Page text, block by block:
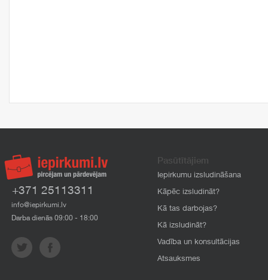
+371 25113311
info@iepirkumi.lv
Darba dienās 09:00 - 18:00
Pasūtītājiem
Iepirkumu izsludināšana
Kāpēc izsludināt?
Kā tas darbojas?
Kā izsludināt?
Vadība un konsultācijas
Atsauksmes